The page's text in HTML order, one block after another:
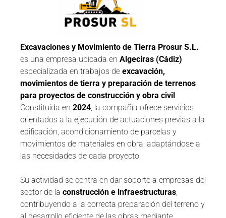
Excavaciones y Movimiento de Tierra Prosur S.L.
es una empresa ubicada en Algeciras (Cádiz)
especializada en trabajos de excavación,
movimientos de tierra y preparación de terrenos
para proyectos de construcción y obra civil
Constituida en 2024 , la compañía ofrece servicios
orientados a la ejecución de actuaciones previas a la
edificación, acondicionamiento de parcelas y
movimientos de materiales en obra, adaptándose a
las necesidades de cada proyecto.
Su actividad se centra en dar soporte a empresas del
sector de la construcción e infraestructuras
contribuyendo a la correcta preparación del terreno y
al desarrollo eficiente de las obras mediante